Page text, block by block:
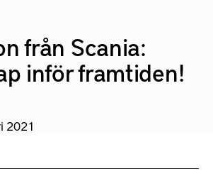
från Scania:
inför framtiden!
2021